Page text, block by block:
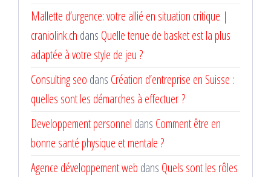
Mallette d’urgence: votre allié en situation critique |
craniolink.ch dans Quelle tenue de basket est la plus
adaptée à votre style de jeu ?
Consulting seo dans Création d’entreprise en Suisse :
quelles sont les démarches à effectuer ?
Developpement personnel dans Comment être en
bonne santé physique et mentale ?
Agence développement web dans Quels sont les rôles